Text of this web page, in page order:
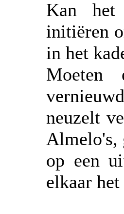
Kan het
initiëren
in het
Moeten
neuzelt
Almelo's,
op een
elkaar